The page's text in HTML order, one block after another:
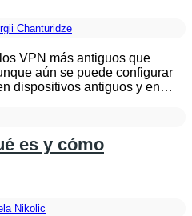
Chanturidze
VPN más antiguos que
aún se puede configurar
dispositivos antiguos y en…
es y cómo
Nikolic